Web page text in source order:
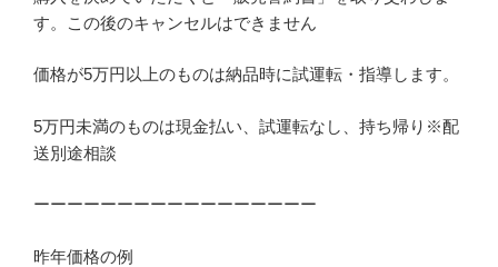
す。この後のキャンセルはできません
価格が5万円以上のものは納品時に試運転・指導します。
5万円未満のものは現金払い、試運転なし、持ち帰り※配
送別途相談
ーーーーーーーーーーーーーーーーー
昨年価格の例